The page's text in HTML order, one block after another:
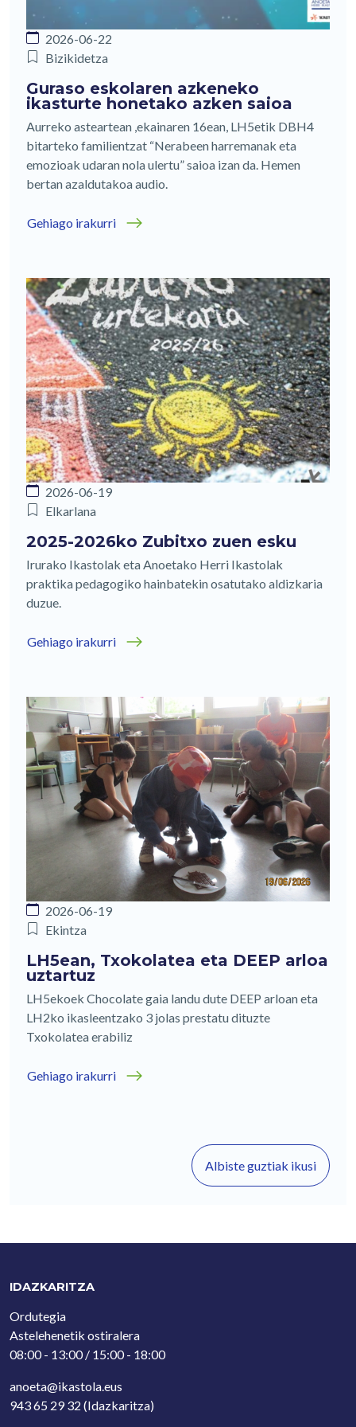
2026-06-22
Bizikidetza
Guraso eskolaren azkeneko
ikasturte honetako azken saioa
Aurreko asteartean ,ekainaren 16ean, LH5etik DBH4
bitarteko familientzat “Nerabeen harremanak eta
emozioak udaran nola ulertu” saioa izan da. Hemen
bertan azaldutakoa audio.
Gehiago irakurri
2026-06-19
Elkarlana
2025-2026ko Zubitxo zuen esku
Irurako Ikastolak eta Anoetako Herri Ikastolak
praktika pedagogiko hainbatekin osatutako aldizkaria
duzue.
Gehiago irakurri
2026-06-19
Ekintza
LH5ean, Txokolatea eta DEEP arloa
uztartuz
LH5ekoek Chocolate gaia landu dute DEEP arloan eta
LH2ko ikasleentzako 3 jolas prestatu dituzte
Txokolatea erabiliz
Gehiago irakurri
Albiste guztiak ikusi
IDAZKARITZA
Ordutegia
Astelehenetik ostiralera
08:00 - 13:00 / 15:00 - 18:00
anoeta@ikastola.eus
943 65 29 32 (Idazkaritza)